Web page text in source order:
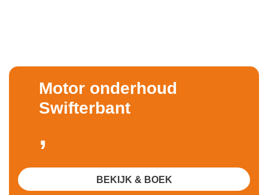
Motor onderhoud
Swifterbant
,
BEKIJK & BOEK